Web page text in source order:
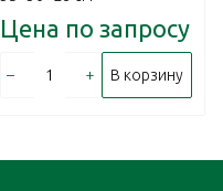
Цена по запросу
– + В корзину